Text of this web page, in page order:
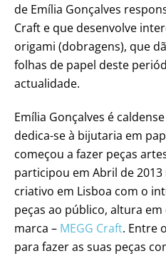
de Emília Gonçalves
Craft e que desenvolve
origami (dobragens), que
folhas de papel deste
actualidade.
Emília Gonçalves é
dedica-se à bijutaria em
começou a fazer peças
participou em Abril de
criativo em Lisboa com o
peças ao público, altura
marca – MEGG Craft. Entre
para fazer as suas peças